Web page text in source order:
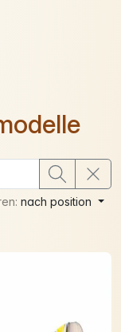
nach position